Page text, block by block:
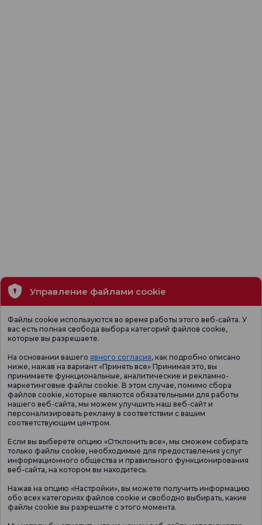
Управление файлами cookie
Файлы cookie используются во время работы этого веб-сайта. У
вас есть полная свобода выбора категорий файлов cookie,
которые вы разрешаете.
На основании вашего явного согласия, как подробно описано
ниже, нажав на вариант «Принять все» Принимая это, вы
принимаете функциональные, аналитические и рекламно-
маркетинговые файлы cookie. В этом случае, помимо сбора
файлов cookie, которые являются обязательными для работы
нашего веб-сайта, мы можем улучшить наш веб-сайт и
персонализировать рекламу в соответствии с вашим
соответствующим центром.
Если вы выберете опцию «Отклонить все», мы сможем собирать
только файлы cookie, необходимые для предоставления услуг
информационного общества и правильного функционирования
веб-сайта, на котором вы находитесь.
Нажав на опцию «Настройки», вы можете получить информацию
обо всех категориях файлов cookie и свободно выбирать, какие
файлы cookie вы разрешите с этого момента.